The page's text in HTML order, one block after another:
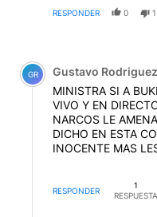
CALLES CONTRA
ABRA PAZ SI LOS
RESPONDER 0 1
Comentario de
GR Gustavo Rodriguez
MINISTRA SI A
VIVO Y EN
NARCOS LE
DICHO EN ESTA
INOCENTE MAS
COMIDA LAS DOS
ROPAS EL
VOY A BUSCAR
ALLANAMIENTO
RESPONDER
1
RESPUESTA